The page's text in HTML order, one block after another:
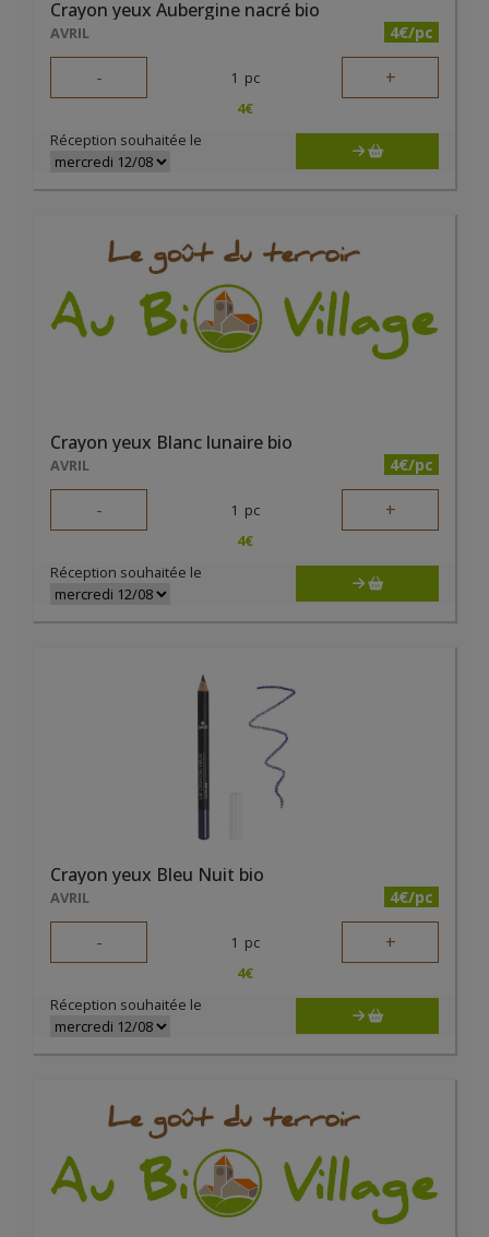
Crayon yeux Aubergine nacré bio
AVRIL 4€/pc
- 1 pc +
4€
Réception souhaitée le
Crayon yeux Blanc lunaire bio
AVRIL 4€/pc
- 1 pc +
4€
Réception souhaitée le
Crayon yeux Bleu Nuit bio
AVRIL 4€/pc
- 1 pc +
4€
Réception souhaitée le